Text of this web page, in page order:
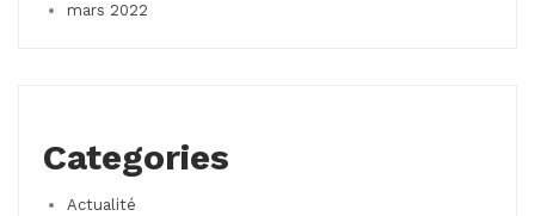
mars 2022
Categories
Actualité